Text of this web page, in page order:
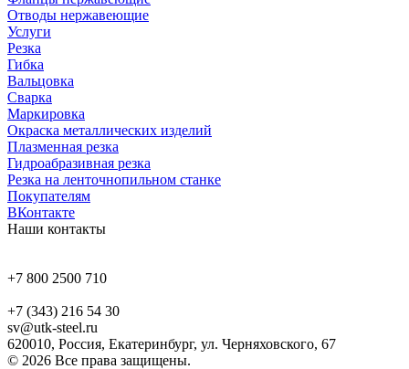
Отводы нержавеющие
Услуги
Резка
Гибка
Вальцовка
Сварка
Маркировка
Окраска металлических изделий
Плазменная резка
Гидроабразивная резка
Резка на ленточнопильном станке
Покупателям
ВКонтакте
Наши контакты
+7 800 2500 710
+7 (343) 216 54 30
sv@utk-steel.ru
620010, Россия, Екатеринбург, ул. Черняховского, 67
© 2026 Все права защищены.